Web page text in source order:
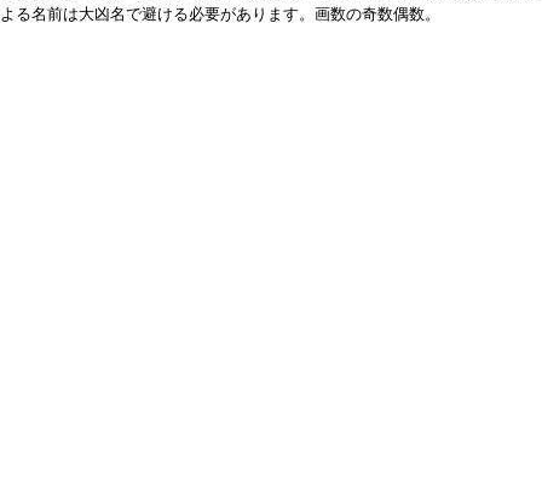
よる名前は大凶名で避ける必要があります。画数の奇数偶数。